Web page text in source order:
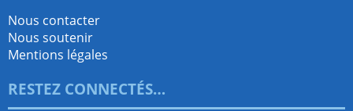
Nous contacter
Nous soutenir
Mentions légales
RESTEZ CONNECTÉS…